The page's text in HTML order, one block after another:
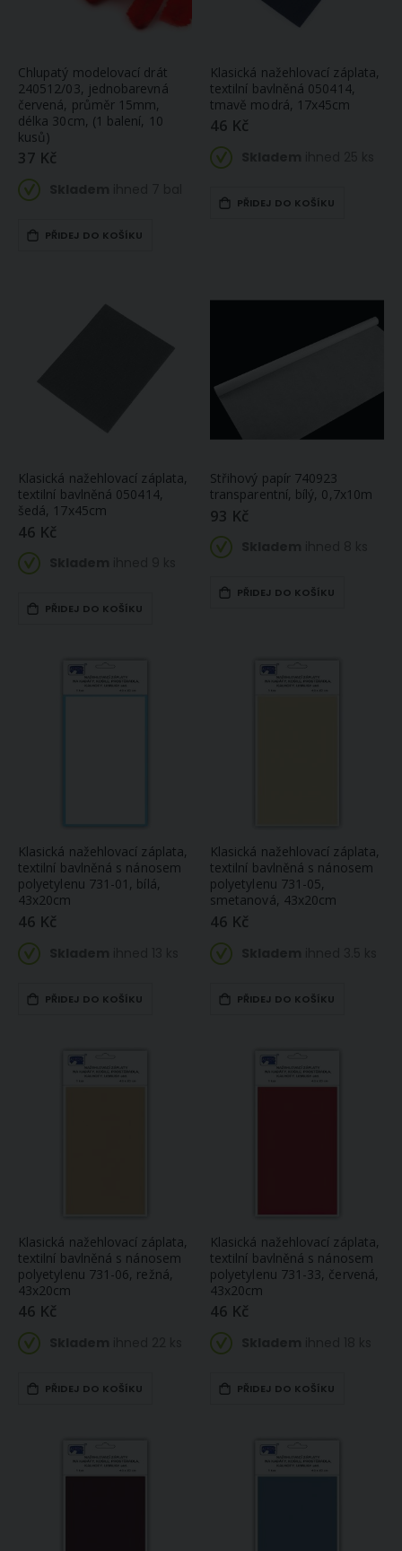
Chlupatý modelovací drát
240512/03, jednobarevná
červená, průměr 15mm,
délka 30cm, (1 balení, 10
kusů)
37 Kč
PŘIDEJ DO KOŠÍKU
Klasická nažehlovací záplata,
textilní bavlněná 050414,
tmavě modrá, 17x45cm
46 Kč
PŘIDEJ DO KOŠÍKU
Klasická nažehlovací záplata,
textilní bavlněná 050414,
šedá, 17x45cm
46 Kč
PŘIDEJ DO KOŠÍKU
Střihový papír 740923
transparentní, bílý, 0,7x10m
93 Kč
PŘIDEJ DO KOŠÍKU
Klasická nažehlovací záplata,
textilní bavlněná s nánosem
polyetylenu 731-01, bílá,
43x20cm
46 Kč
PŘIDEJ DO KOŠÍKU
Klasická nažehlovací záplata,
textilní bavlněná s nánosem
polyetylenu 731-05,
smetanová, 43x20cm
46 Kč
PŘIDEJ DO KOŠÍKU
Klasická nažehlovací záplata,
textilní bavlněná s nánosem
polyetylenu 731-06, režná,
43x20cm
46 Kč
PŘIDEJ DO KOŠÍKU
Klasická nažehlovací záplata,
textilní bavlněná s nánosem
polyetylenu 731-33, červená,
43x20cm
46 Kč
PŘIDEJ DO KOŠÍKU